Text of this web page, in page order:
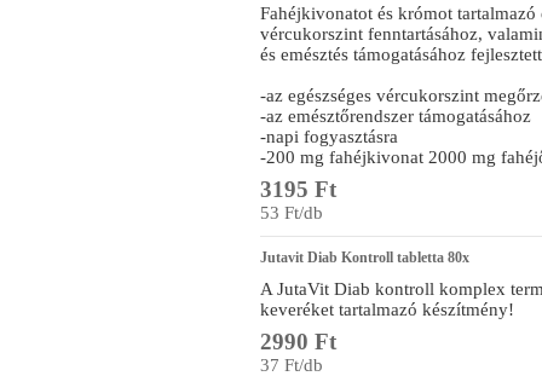
Fahéjkivonatot és krómot
vércukorszint fenntartásához,
és emésztés támogatásához
-az egészséges vércukorszint
-az emésztőrendszer támogatásához
-napi fogyasztásra
-200 mg fahéjkivonat 2000 mg
3195 Ft
53 Ft/db
Jutavit Diab Kontroll tabletta 80x
A JutaVit Diab kontroll komplex
keveréket tartalmazó készítmény!
2990 Ft
37 Ft/db